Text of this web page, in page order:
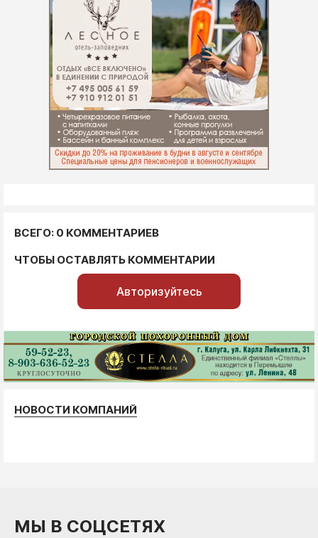
ВСЕГО: 0 КОММЕНТАРИЕВ
ЧТОБЫ ОСТАВЛЯТЬ КОММЕНТАРИИ
Авторизуйтесь
НОВОСТИ КОМПАНИЙ
МЫ В СОЦСЕТЯХ